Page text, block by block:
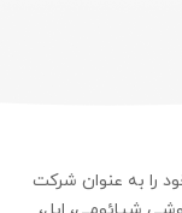
را به عنوان شرکت